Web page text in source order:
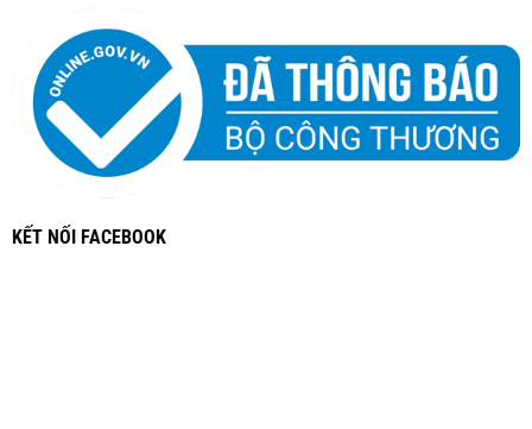
KẾT NỐI FACEBOOK